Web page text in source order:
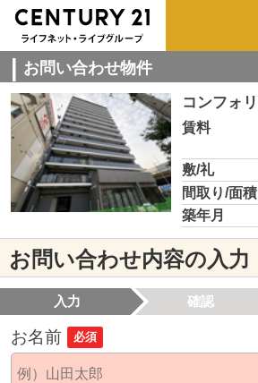
お問い合わせ物件
賃料
敷/礼
間取り/面積
築年月
お問い合わせ内容の入力
入力 確認
お名前 必須